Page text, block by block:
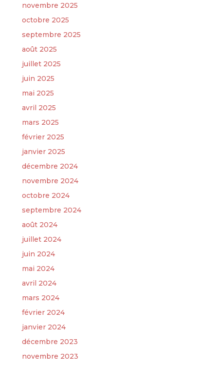
novembre 2025
octobre 2025
septembre 2025
août 2025
juillet 2025
juin 2025
mai 2025
avril 2025
mars 2025
février 2025
janvier 2025
décembre 2024
novembre 2024
octobre 2024
septembre 2024
août 2024
juillet 2024
juin 2024
mai 2024
avril 2024
mars 2024
février 2024
janvier 2024
décembre 2023
novembre 2023